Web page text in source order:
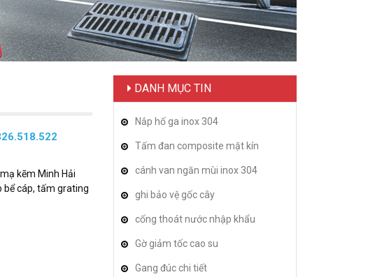
kẽm Minh Hải
bể cáp, tấm grating
DANH MỤC TIN
Nắp hố ga inox 304
Tấm đan composite mặt kín
cánh van ngăn mùi inox 304
ghi bảo vệ gốc cây
cống thoát nước nhập khẩu
Gờ giảm tốc cao su
Gang đúc chi tiết